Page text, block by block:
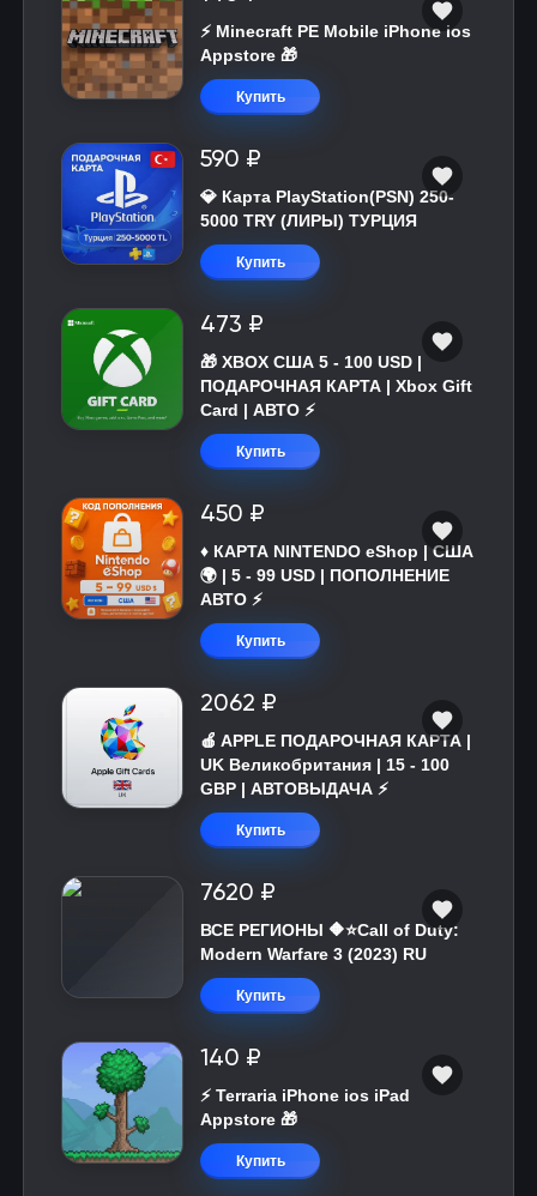
⚡️ Minecraft PE Mobile iPhone ios
Appstore 🎁
Купить
590 ₽
💎 Карта PlayStation(PSN) 250-
5000 TRY (ЛИРЫ) ТУРЦИЯ
Купить
473 ₽
🎁 XBOX США 5 - 100 USD |
ПОДАРОЧНАЯ КАРТА | Xbox Gift
Card | АВТО ⚡
Купить
450 ₽
♦️ КАРТА NINTENDO eShop | США
🌍 | 5 - 99 USD | ПОПОЛНЕНИЕ
АВТО ⚡
Купить
2062 ₽
🍎 APPLE ПОДАРОЧНАЯ КАРТА |
UK Великобритания | 15 - 100
GBP | АВТОВЫДАЧА ⚡️
Купить
7620 ₽
ВСЕ РЕГИОНЫ 🔶⭐Call of Duty:
Modern Warfare 3 (2023) RU
Купить
140 ₽
⚡️ Terraria iPhone ios iPad
Appstore 🎁
Купить